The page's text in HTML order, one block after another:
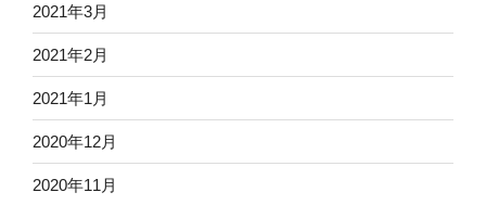
2021年3月
2021年2月
2021年1月
2020年12月
2020年11月